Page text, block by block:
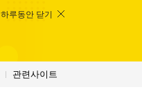
하루동안 닫기
관련사이트